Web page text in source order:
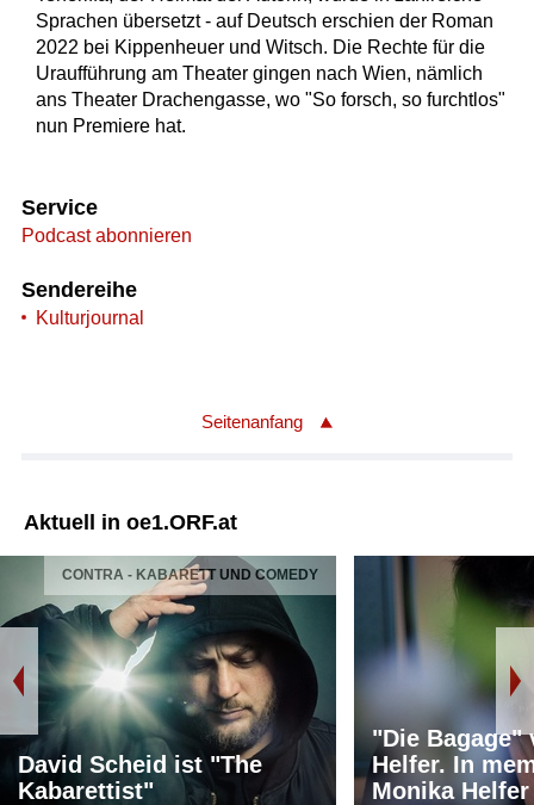
Sprachen übersetzt - auf Deutsch erschien der Roman
2022 bei Kippenheuer und Witsch. Die Rechte für die
Uraufführung am Theater gingen nach Wien, nämlich
ans Theater Drachengasse, wo "So forsch, so furchtlos"
nun Premiere hat.
Service
Podcast abonnieren
Sendereihe
Kulturjournal
Seitenanfang
Aktuell in oe1.ORF.at
CONTRA - KABARETT UND COMEDY
David Scheid ist "The
Kabarettist"
"Die Bagage"
Helfer. In
Monika Helfer